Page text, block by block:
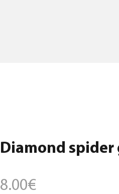
Diamond spider
8.00€